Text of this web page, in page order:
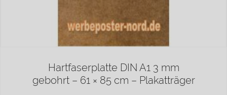
Hartfaserplatte DIN A1 3 mm
gebohrt – 61 × 85 cm – Plakatträger